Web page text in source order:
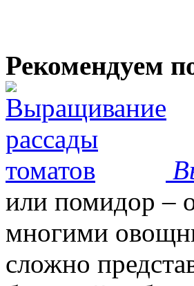
Рекомендуем
или помидор –
многими
сложно